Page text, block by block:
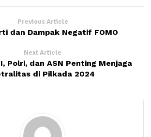
Previous Article
dan Dampak Negatif FOMO
Next Article
Polri, dan ASN Penting Menjaga
di Pilkada 2024